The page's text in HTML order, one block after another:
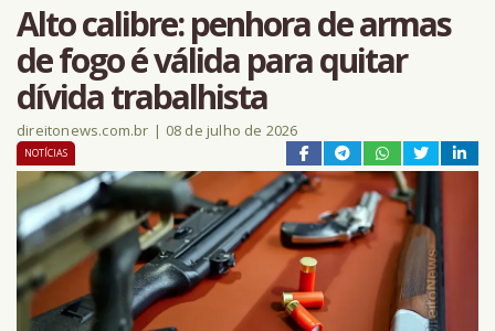
Alto calibre: penhora de armas
de fogo é válida para quitar
dívida trabalhista
direitonews.com.br | 08 de julho de 2026
NOTÍCIAS